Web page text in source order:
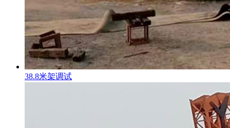
38.8米架调试